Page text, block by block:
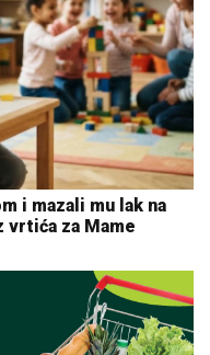
i mazali mu lak na
za Mame